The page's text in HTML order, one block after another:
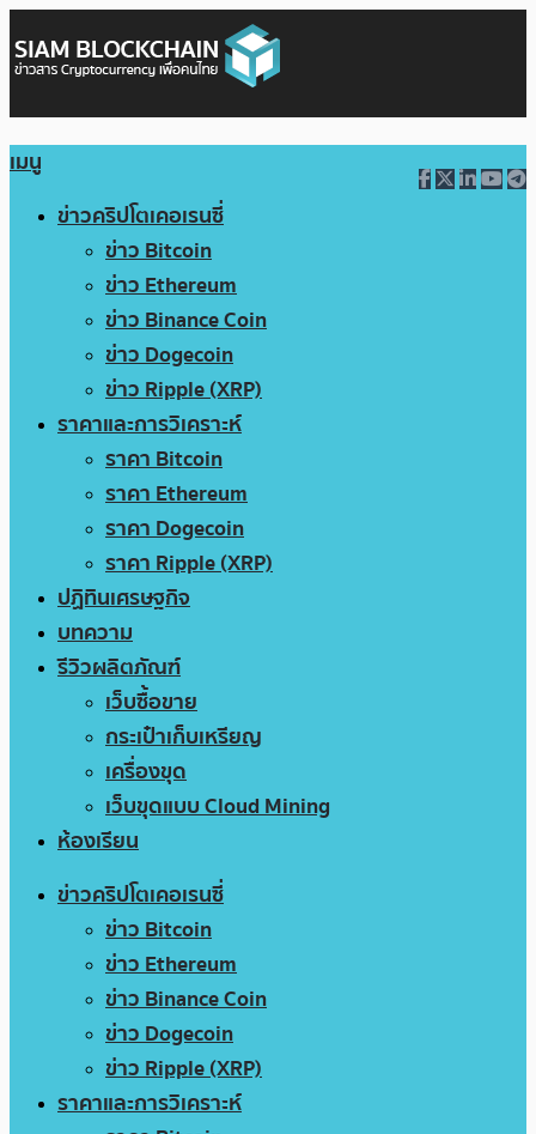
เมนู
ข่าวคริปโตเคอเรนซี่
ข่าว Bitcoin
ข่าว Ethereum
ข่าว Binance Coin
ข่าว Dogecoin
ข่าว Ripple (XRP)
ราคาและการวิเคราะห์
ราคา Bitcoin
ราคา Ethereum
ราคา Dogecoin
ราคา Ripple (XRP)
ปฏิทินเศรษฐกิจ
บทความ
รีวิวผลิตภัณฑ์
เว็บซื้อขาย
กระเป๋าเก็บเหรียญ
เครื่องขุด
เว็บขุดแบบ Cloud Mining
ห้องเรียน
ข่าวคริปโตเคอเรนซี่
ข่าว Bitcoin
ข่าว Ethereum
ข่าว Binance Coin
ข่าว Dogecoin
ข่าว Ripple (XRP)
ราคาและการวิเคราะห์